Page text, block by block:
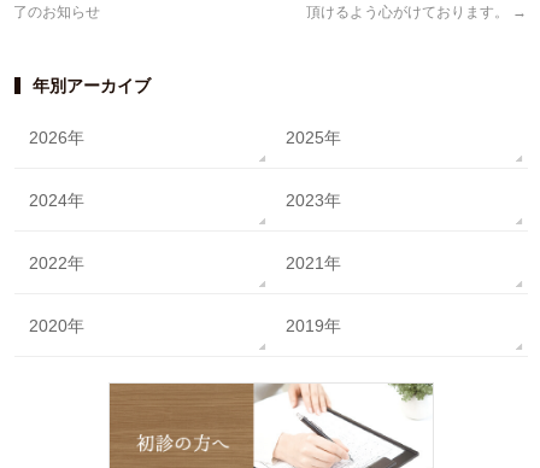
了のお知らせ
頂けるよう心がけております。
→
年別アーカイブ
2026年 2025年
2024年 2023年
2022年 2021年
2020年 2019年